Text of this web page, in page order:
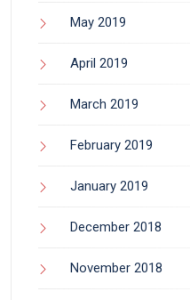
May 2019
April 2019
March 2019
February 2019
January 2019
December 2018
November 2018